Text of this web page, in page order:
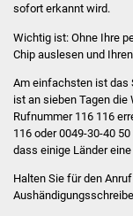
sofort erkannt wird.
Wichtig ist: Ohne Ihre
Chip auslesen und
Am einfachsten ist das
ist an sieben Tagen die
Rufnummer 116 116
116 oder 0049-30-40
dass einige Länder
Halten Sie für den